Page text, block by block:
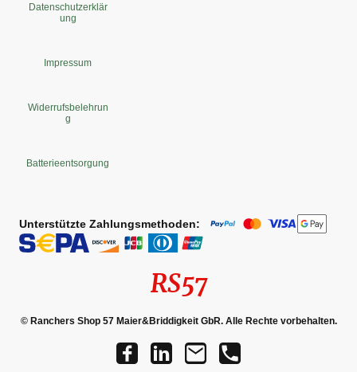
Datenschutzerklär
ung
Impressum
Widerrufsbelehrun
g
Batterieentsorgung
Unterstützte Zahlungsmethoden:
RS57
© Ranchers Shop 57 Maier&Briddigkeit GbR. Alle Rechte vorbehalten.